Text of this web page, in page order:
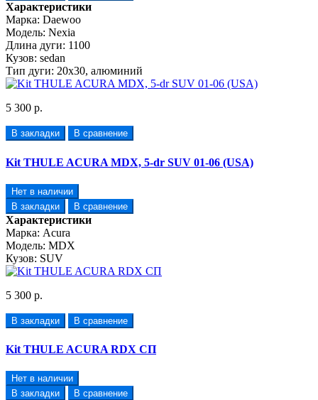
Характеристики
Марка: Daewoo
Модель: Nexia
Длина дуги: 1100
Кузов: sedan
Тип дуги: 20х30, алюминий
5 300 р.
В закладки В сравнение
Kit THULE ACURA MDX, 5-dr SUV 01-06 (USA)
Нет в наличии
В закладки
В сравнение
Характеристики
Марка: Acura
Модель: MDX
Кузов: SUV
5 300 р.
В закладки В сравнение
Kit THULE ACURA RDX СП
Нет в наличии
В закладки
В сравнение